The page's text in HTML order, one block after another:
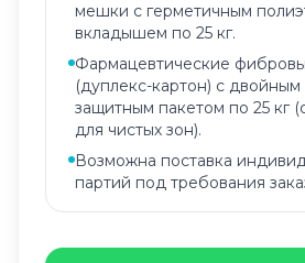
мешки с герметичным
вкладышем по 25 кг.
Фармацевтические
(дуплекс-картон) с
защитным пакетом по 25 кг
для чистых зон).
Возможна поставка
партий под требования